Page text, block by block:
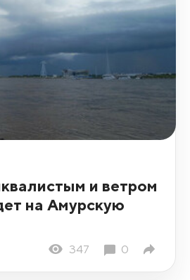
и ветром
на Амурскую
347 0